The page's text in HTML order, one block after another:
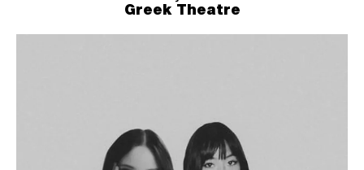
Greek Theatre